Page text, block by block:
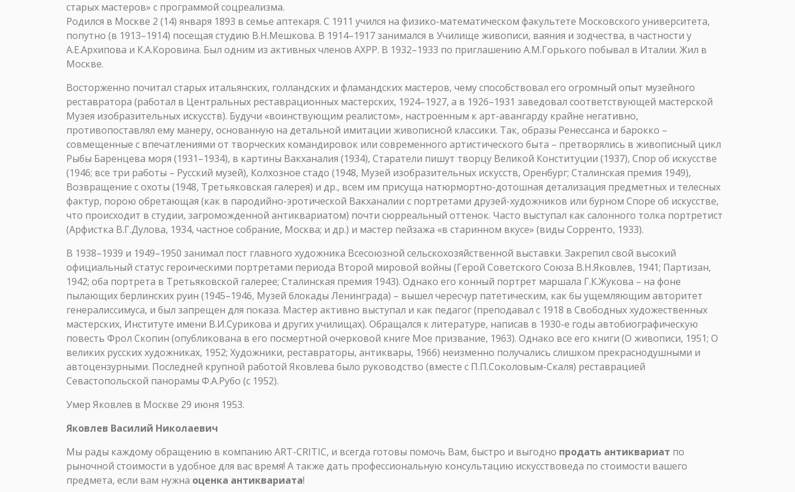
старых мастеров» с программой соцреализма.
Родился в Москве 2 (14) января 1893 в семье аптекаря. С 1911 учился на физико-математическом факультете Московского университета,
попутно (в 1913–1914) посещая студию В.Н.Мешкова. В 1914–1917 занимался в Училище живописи, ваяния и зодчества, в частности у
А.Е.Архипова и К.А.Коровина. Был одним из активных членов АХРР. В 1932–1933 по приглашению А.М.Горького побывал в Италии. Жил в
Москве.
Восторженно почитал старых итальянских, голландских и фламандских мастеров, чему способствовал его огромный опыт музейного
реставратора (работал в Центральных реставрационных мастерских, 1924–1927, а в 1926–1931 заведовал соответствующей мастерской
Музея изобразительных искусств). Будучи «воинствующим реалистом», настроенным к арт-авангарду крайне негативно,
противопоставлял ему манеру, основанную на детальной имитации живописной классики. Так, образы Ренессанса и барокко –
совмещенные с впечатлениями от творческих командировок или современного артистического быта – претворялись в живописный цикл
Рыбы Баренцева моря (1931–1934), в картины Вакханалия (1934), Старатели пишут творцу Великой Конституции (1937), Спор об искусстве
(1946; все три работы – Русский музей), Колхозное стадо (1948, Музей изобразительных искусств, Оренбург; Сталинская премия 1949),
Возвращение с охоты (1948, Третьяковская галерея) и др., всем им присуща натюрмортно-дотошная детализация предметных и телесных
фактур, порою обретающая (как в пародийно-эротической Вакханалии с портретами друзей-художников или бурном Споре об искусстве,
что происходит в студии, загроможденной антиквариатом) почти сюрреальный оттенок. Часто выступал как салонного толка портретист
(Арфистка В.Г.Дулова, 1934, частное собрание, Москва; и др.) и мастер пейзажа «в старинном вкусе» (виды Сорренто, 1933).
В 1938–1939 и 1949–1950 занимал пост главного художника Всесоюзной сельскохозяйственной выставки. Закрепил свой высокий
официальный статус героическими портретами периода Второй мировой войны (Герой Советского Союза В.Н.Яковлев, 1941; Партизан,
1942; оба портрета в Третьяковской галерее; Сталинская премия 1943). Однако его конный портрет маршала Г.К.Жукова – на фоне
пылающих берлинских руин (1945–1946, Музей блокады Ленинграда) – вышел чересчур патетическим, как бы ущемляющим авторитет
генералиссимуса, и был запрещен для показа. Мастер активно выступал и как педагог (преподавал с 1918 в Свободных художественных
мастерских, Институте имени В.И.Сурикова и других училищах). Обращался к литературе, написав в 1930-е годы автобиографическую
повесть Фрол Скопин (опубликована в его посмертной очерковой книге Мое призвание, 1963). Однако все его книги (О живописи, 1951; О
великих русских художниках, 1952; Художники, реставраторы, антиквары, 1966) неизменно получались слишком прекраснодушными и
автоцензурными. Последней крупной работой Яковлева было руководство (вместе с П.П.Соколовым-Скаля) реставрацией
Севастопольской панорамы Ф.А.Рубо (с 1952).
Умер Яковлев в Москве 29 июня 1953.
Яковлев Василий Николаевич
Мы рады каждому обращению в компанию ART-CRITIC, и всегда готовы помочь Вам, быстро и выгодно продать антиквариат по
рыночной стоимости в удобное для вас время! А также дать профессиональную консультацию искусствоведа по стоимости вашего
предмета, если вам нужна оценка антиквариата!